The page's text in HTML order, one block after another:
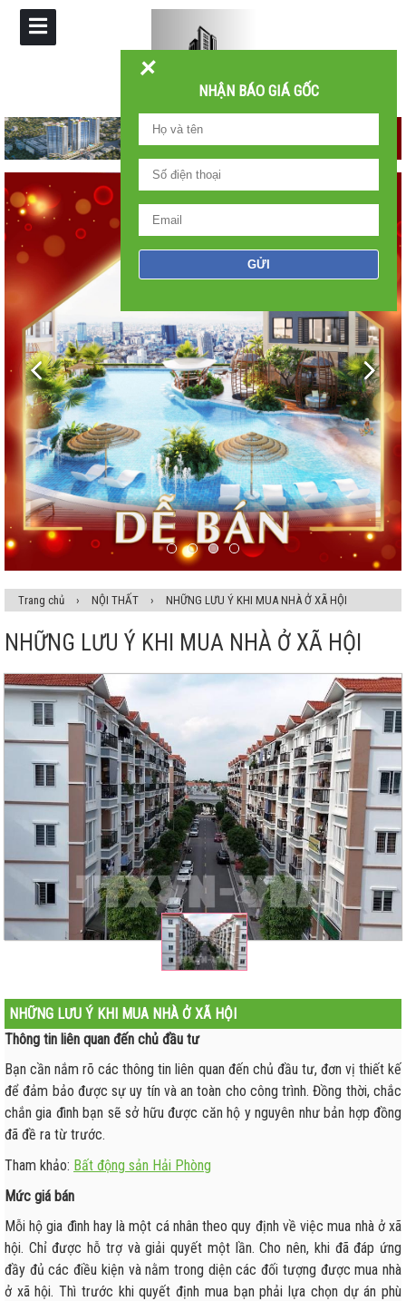
Trang chủ › NỘI THẤT › NHỮNG LƯU Ý KHI MUA NHÀ Ở XÃ HỘI
NHỮNG LƯU Ý KHI MUA NHÀ Ở XÃ HỘI
NHỮNG LƯU Ý KHI MUA NHÀ Ở XÃ HỘI
Thông tin liên quan đến chủ đầu tư
Bạn cần nắm rõ các thông tin liên quan đến chủ đầu tư, đơn vị thiết kế
để đảm bảo được sự uy tín và an toàn cho công trình. Đồng thời, chắc
chắn gia đình bạn sẽ sở hữu được căn hộ y nguyên như bản hợp đồng
đã đề ra từ trước.
Tham khảo: Bất động sản Hải Phòng
Mức giá bán
Mỗi hộ gia đình hay là một cá nhân theo quy định về việc mua nhà ở xã
hội. Chỉ được hỗ trợ và giải quyết một lần. Cho nên, khi đã đáp ứng
đầy đủ các điều kiện và nằm trong diện các đối tượng được mua nhà
ở xã hội. Thì trước khi quyết định mua bạn phải lựa chọn dự án phù
NHẬN BÁO GIÁ GỐC
+